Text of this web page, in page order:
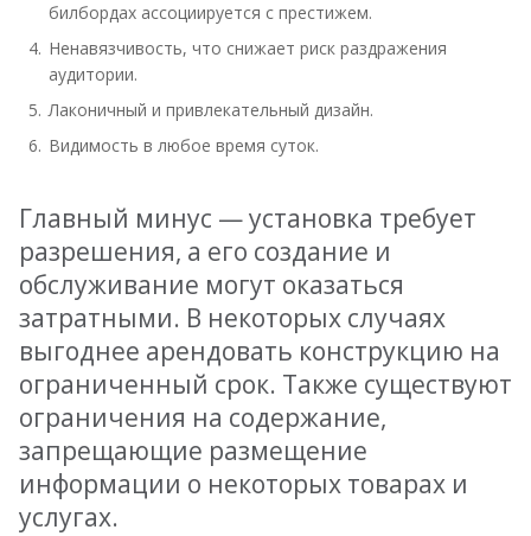
билбордах ассоциируется с престижем.
Ненавязчивость, что снижает риск раздражения
аудитории.
Лаконичный и привлекательный дизайн.
Видимость в любое время суток.
Главный минус — установка требует
разрешения, а его создание и
обслуживание могут оказаться
затратными. В некоторых случаях
выгоднее арендовать конструкцию на
ограниченный срок. Также существуют
ограничения на содержание,
запрещающие размещение
информации о некоторых товарах и
услугах.